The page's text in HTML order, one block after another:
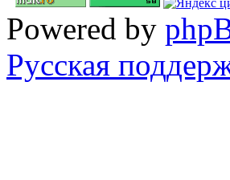
Powered by
Русская